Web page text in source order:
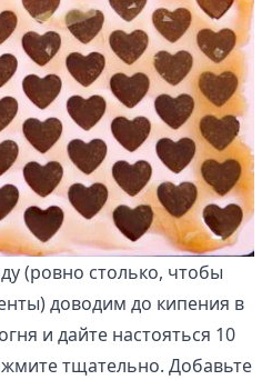
(ровно столько, чтобы
доводим до кипения в
и дайте настояться 10
тщательно. Добавьте